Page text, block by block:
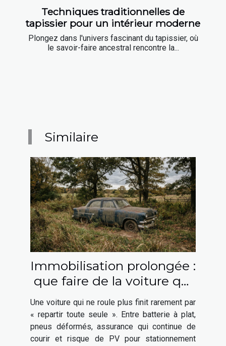
Techniques traditionnelles de
tapissier pour un intérieur moderne
Plongez dans l'univers fascinant du tapissier, où
le savoir-faire ancestral rencontre la...
Similaire
Immobilisation prolongée :
que faire de la voiture qui
ne roule plus ?
Une voiture qui ne roule plus finit rarement par
« repartir toute seule ». Entre batterie à plat,
pneus déformés, assurance qui continue de
courir et risque de PV pour stationnement